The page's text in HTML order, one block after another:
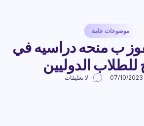
موضوعات عامة
ب منحه دراسيه في
الدوليين
07/10/ لا تعليقات